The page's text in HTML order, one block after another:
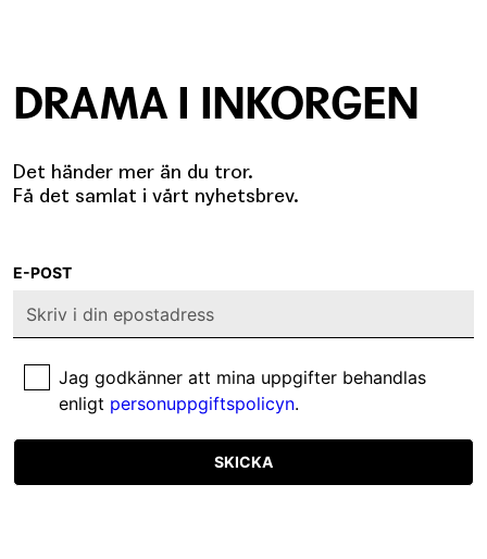
DRAMA I INKORGEN
Det händer mer än du tror.
Få det samlat i vårt nyhetsbrev.
E-POST
Jag godkänner att mina uppgifter behandlas
enligt personuppgiftspolicyn.
SKICKA